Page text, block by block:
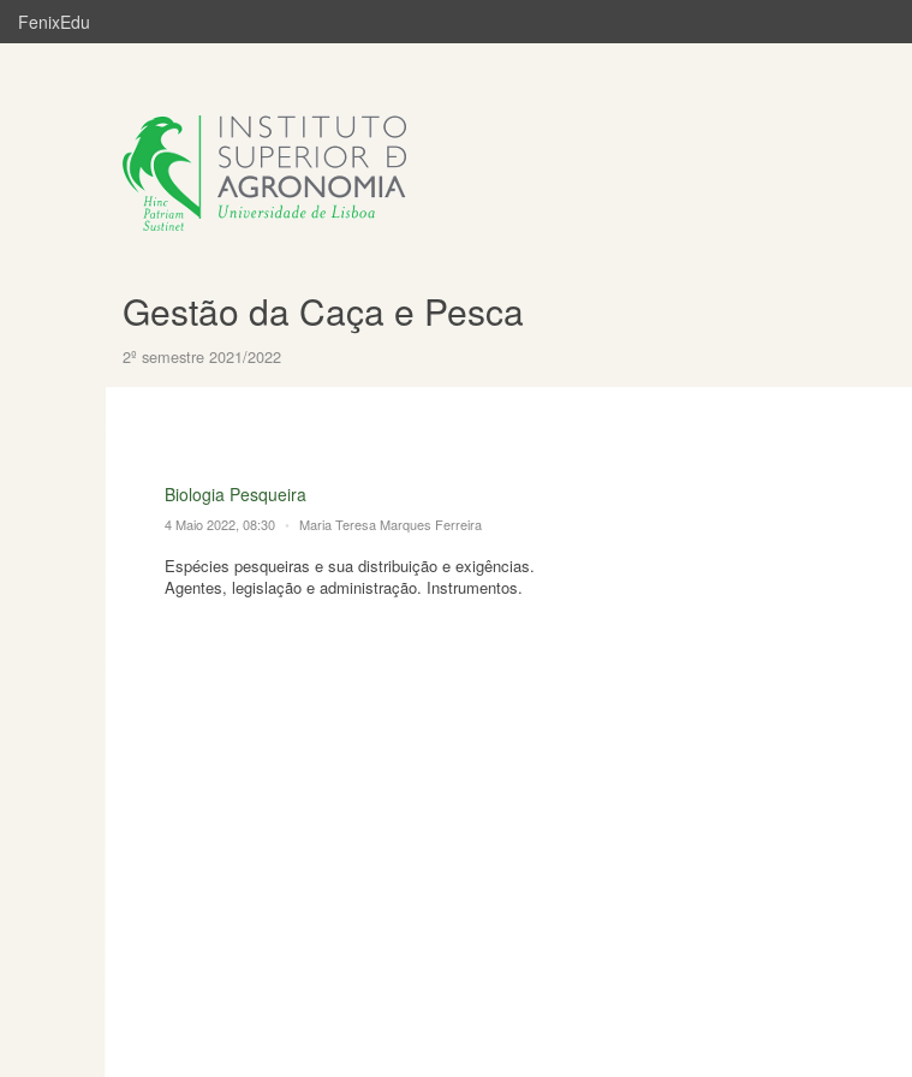
FenixEdu
Gestão da Caça e Pesca
2º semestre 2021/2022
Biologia Pesqueira
4 Maio 2022, 08:30 • Maria Teresa Marques Ferreira
Espécies pesqueiras e sua distribuição e exigências.
Agentes, legislação e administração. Instrumentos.